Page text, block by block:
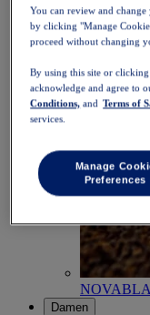
Damen
You can review and
by clicking "Manage
proceed without changing
By using this site or
acknowledge and agree to
Conditions, and Terms of
services.
Manage
Preferences